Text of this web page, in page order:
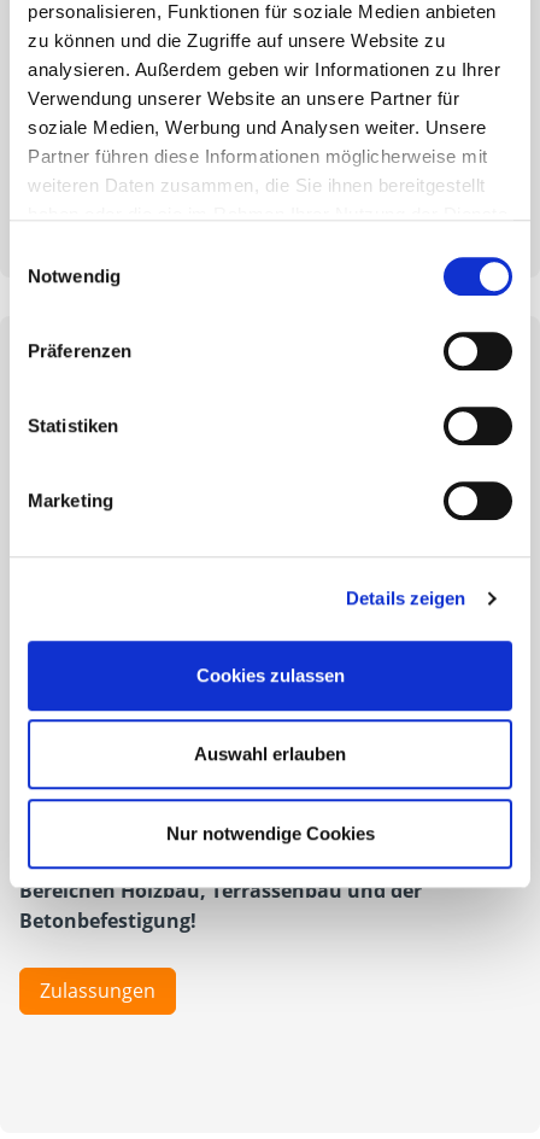
personalisieren, Funktionen für soziale Medien anbieten
zu können und die Zugriffe auf unsere Website zu
analysieren. Außerdem geben wir Informationen zu Ihrer
Verwendung unserer Website an unsere Partner für
soziale Medien, Werbung und Analysen weiter. Unsere
Partner führen diese Informationen möglicherweise mit
weiteren Daten zusammen, die Sie ihnen bereitgestellt
Notwendig
Präferenzen
Statistiken
Marketing
Details zeigen
Cookies zulassen
Auswahl erlauben
Nur notwendige Cookies
JedeVorbemessung erfolgtgemäß den
geltenden technischen Regelnund die
Berechnungsschrittesind imAusdruck
nachvollziehbarenthalten.
Software download
Qualität ist die Grundlage all
Wir sind stolz darauf, dass wir nahezu all unsere
Holz-, Fassaden- und Betonsegment mit einer
ETA-
täglich die produzierten
kundenspezifischen Vorgaben
können wir sicher sein, dass wir unseren Kunden
konstant hohe Qualitätliefern, die sie von uns
gewohnt sind.
Informieren Sie sich über die Zulassungen
unserer ETA-zertifizierten Produkte aus den
Bereichen Holzbau, Terrassenbau und der
Betonbefestigung!
Zulassungen